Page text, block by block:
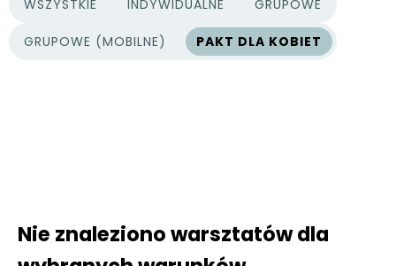
WSZYSTKIE
TYPY PROJEKTÓW
INDYWIDUALNE GRUPOWE
GRUPOWE (MOBILNE) PAKT DLA KOBIET
Nie znaleziono warsztatów dla